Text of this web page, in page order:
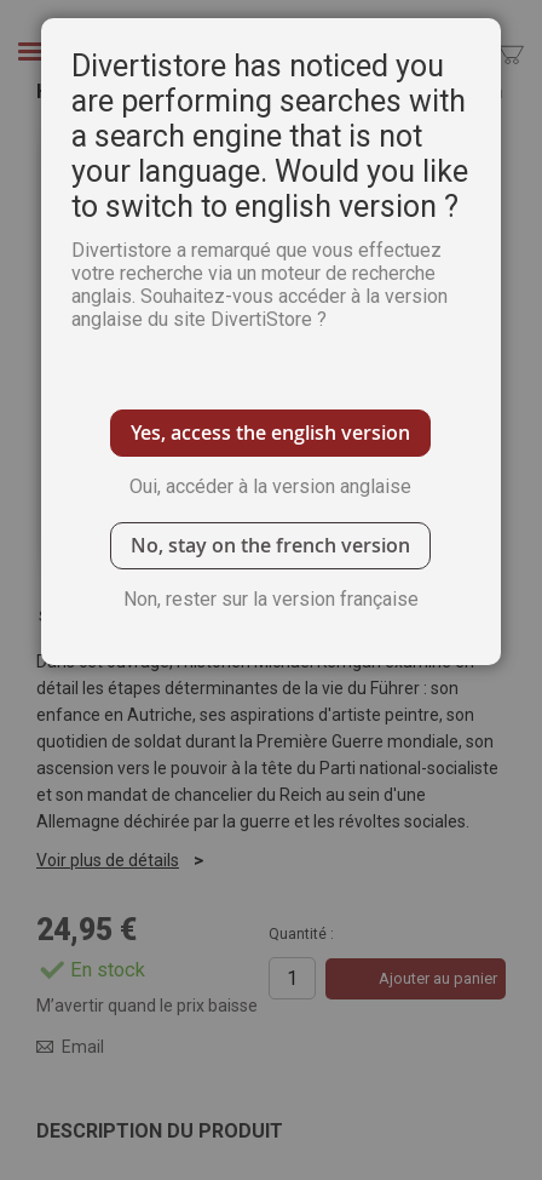
Chercher
Hitler - L'homme et le monstre - Michael Kerrigan
Passer
galerie
d’images
Soyez le premier à commenter ce produit
Dans cet ouvrage, l'historien Michael Kerrigan examine en
détail les étapes déterminantes de la vie du Führer : son
enfance en Autriche, ses aspirations d'artiste peintre, son
quotidien de soldat durant la Première Guerre mondiale, son
ascension vers le pouvoir à la tête du Parti national-socialiste
et son mandat de chancelier du Reich au sein d'une
Allemagne déchirée par la guerre et les révoltes sociales.
Voir plus de détails
24,95 €
En stock
Quantité :
Ajouter au panier
M’avertir quand le prix baisse
Email
DESCRIPTION DU PRODUIT
Divertistore has noticed you
are performing searches with
a search engine that is not
your language. Would you like
to switch to english version ?
Divertistore a remarqué que vous effectuez
votre recherche via un moteur de recherche
anglais. Souhaitez-vous accéder à la version
anglaise du site DivertiStore ?
Yes, access the english version
Oui, accéder à la version anglaise
No, stay on the french version
Non, rester sur la version française